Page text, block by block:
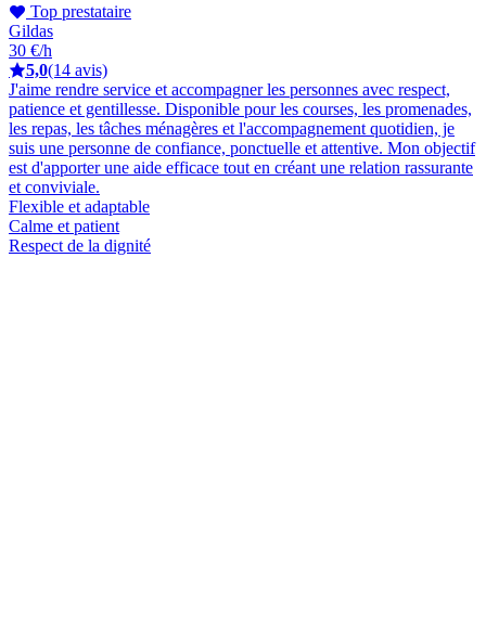
Top prestataire
Gildas
30 €/h
5,0(14 avis)
J'aime rendre service et accompagner les personnes avec respect,
patience et gentillesse. Disponible pour les courses, les promenades,
les repas, les tâches ménagères et l'accompagnement quotidien, je
suis une personne de confiance, ponctuelle et attentive. Mon objectif
est d'apporter une aide efficace tout en créant une relation rassurante
et conviviale.
Flexible et adaptable
Calme et patient
Respect de la dignité